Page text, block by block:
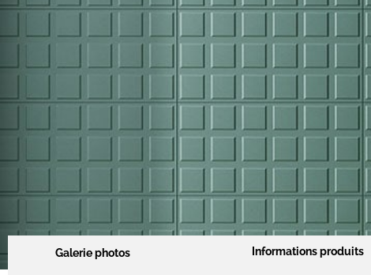
Galerie photos Informations produits